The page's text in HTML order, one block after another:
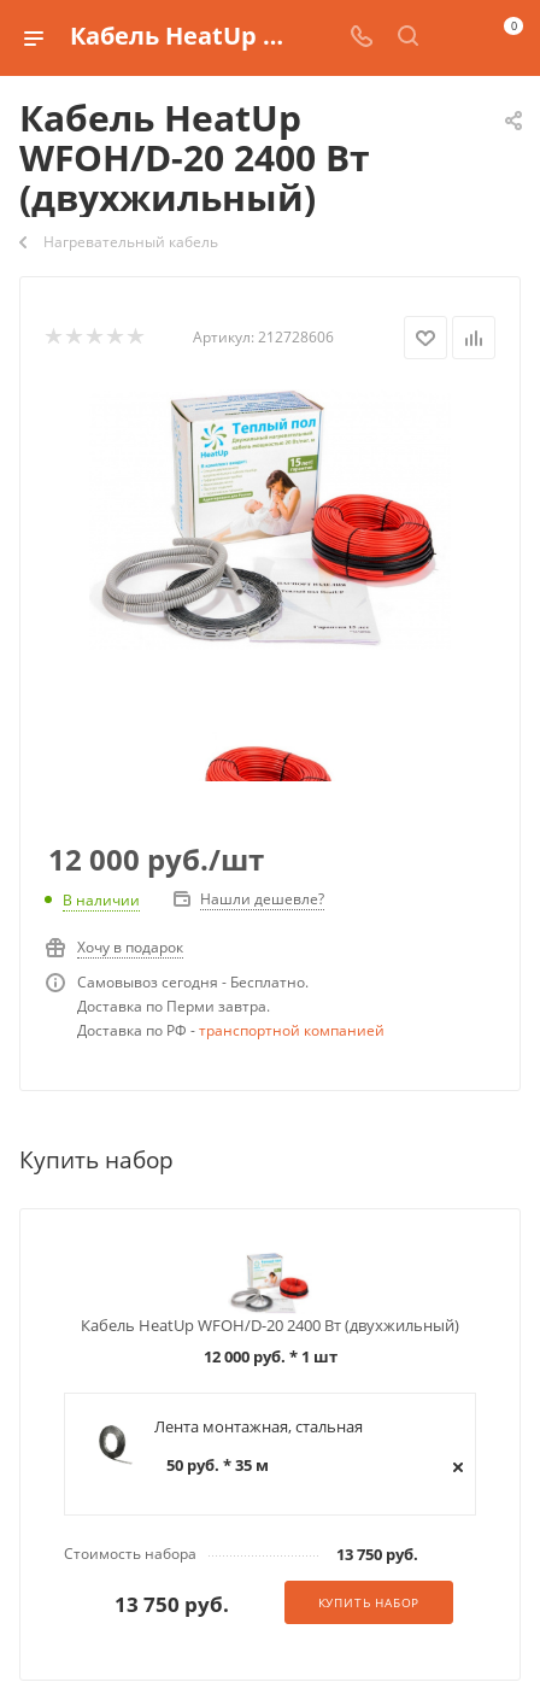
Кабель HeatUp WFOH/D-20 2400 Вт (двухжильный) купить 0
Кабель HeatUp
WFOH/D-20 2400 Вт
(двухжильный)
Нагревательный кабель
Артикул: 212728606
12 000 руб./шт
В наличии Нашли дешевле?
Хочу в подарок
Самовывоз сегодня - Бесплатно.
Доставка по Перми завтра.
Доставка по РФ -транспортной компанией
Купить набор
Кабель HeatUp WFOH/D-20 2400 Вт (двухжильный)
12 000 руб. * 1 шт
Лента монтажная, стальная
50 руб. * 35 м
Стоимость набора 13 750 руб.
13 750 руб. КУПИТЬ НАБОР